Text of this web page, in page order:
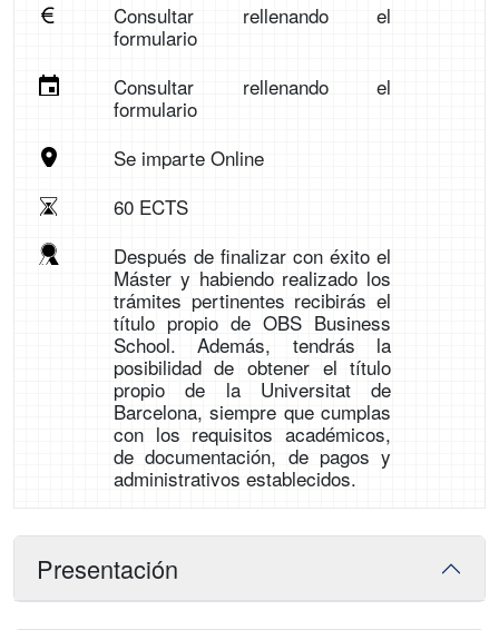
Consultar rellenando el
formulario
Consultar rellenando el
formulario
Se imparte Online
60 ECTS
Después de finalizar con éxito el
Máster y habiendo realizado los
trámites pertinentes recibirás el
título propio de OBS Business
School. Además, tendrás la
posibilidad de obtener el título
propio de la Universitat de
Barcelona, siempre que cumplas
con los requisitos académicos,
de documentación, de pagos y
administrativos establecidos.
Presentación